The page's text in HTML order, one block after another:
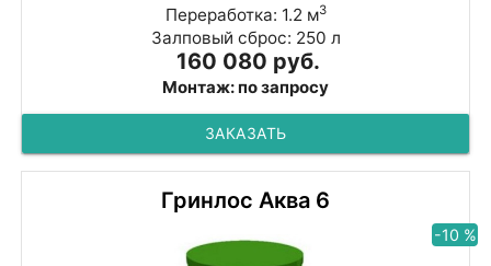
Переработка: 1.2 м3
Залповый сброс: 250 л
160 080 руб.
Монтаж: по запросу
ЗАКАЗАТЬ
Гринлос Аква 6
-10 %